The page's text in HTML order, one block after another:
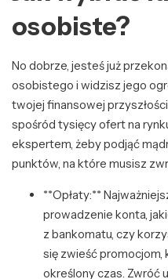
osobiste?
No dobrze, jesteś już
osobistego i widzisz jego
twojej finansowej
spośród tysięcy ofert na
ekspertem, żeby podjąć
punktów, na które musisz
**Opłaty:**
prowadzenie konta,
z bankomatu, czy
się zwieść
określony czas. Zwróć